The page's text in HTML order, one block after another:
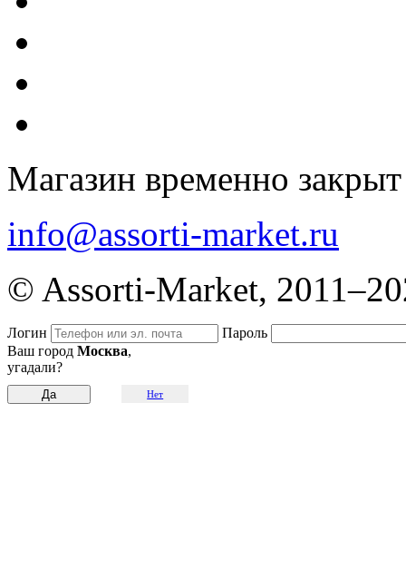
Магазин временно закрыт
info@assorti-market.ru
© Assorti-Market,
Логин
Пароль
Ваш город Москва,
угадали?
Нет